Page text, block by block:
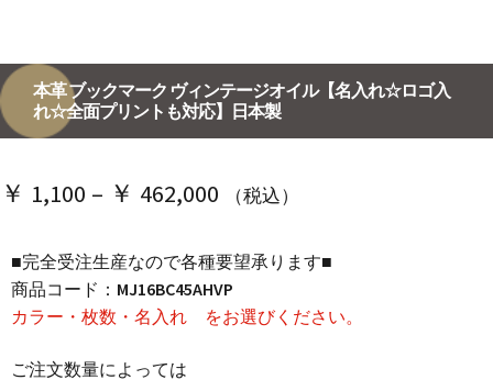
本革 ブックマーク ヴィンテージオイル【名入れ☆ロゴ入
れ☆全面プリントも対応】日本製
￥ 1,100 – ￥ 462,000 価
帯:
￥ 1,100
（税込）
■完全受注生産なので各種要望承ります■
商品コード： MJ16BC45AHVP
カラー・枚数・名入れ をお選びください。
ご注文数量によっては